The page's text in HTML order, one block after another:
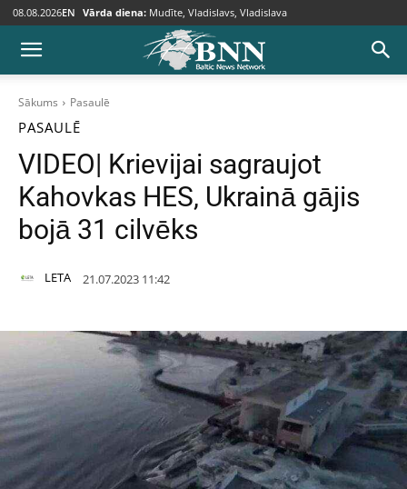
08.08.2026EN Vārda diena: Mudīte, Vladislavs, Vladislava
Sākums Pasaulē
PASAULĒ
VIDEO| Krievijai sagraujot
Kahovkas HES, Ukrainā gājis
bojā 31 cilvēks
LETA 21.07.2023 11:42